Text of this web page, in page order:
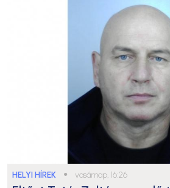
HELYI HÍREK ● vasárnap, 16:26